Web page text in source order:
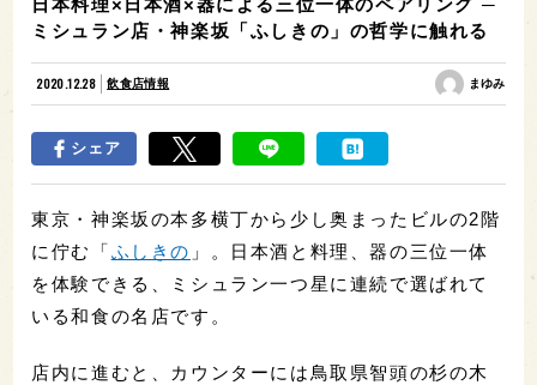
日本料理×日本酒×器による三位一体のペアリング ─
ミシュラン店・神楽坂「ふしきの」の哲学に触れる
2020.12.28 飲食店情報 まゆみ
シェア
東京・神楽坂の本多横丁から少し奥まったビルの2階
に佇む「ふしきの 」。日本酒と料理、器の三位一体
を体験できる、ミシュラン一つ星に連続で選ばれて
いる和食の名店です。
店内に進むと、カウンターには鳥取県智頭の杉の木